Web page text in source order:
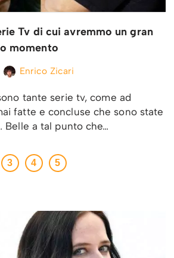
Tv di cui avremmo un gran
momento
Enrico Zicari
tante serie tv, come ad
fatte e concluse che sono state
Belle a tal punto che…
3 4 5